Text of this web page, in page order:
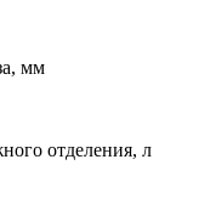
мм
отделения, л